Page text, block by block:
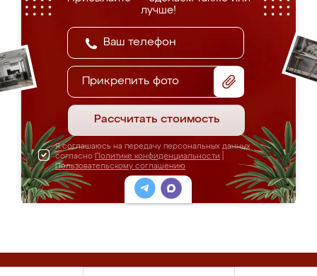
лучше!
Прикрепить фото
Рассчитать стоимость
Я соглашаюсь на передачу персональных данных
согласно Политике конфиденциальности
Пользовательскому соглашению